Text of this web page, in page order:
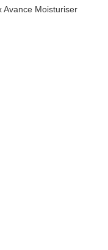
Avance Moisturiser